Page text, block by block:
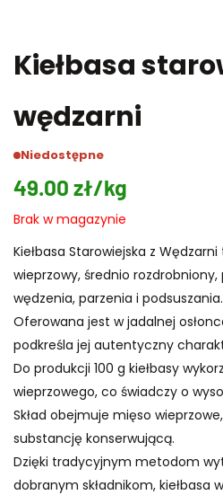
Kiełbasa
wędzarni
Niedostępne
49.00 zł/kg
Brak w magazynie
Kiełbasa Starowiejska z
wieprzowy, średnio
wędzenia, parzenia i podsuszania.
Oferowana jest w jadalnej
podkreśla jej autentyczny
Do produkcji 100 g kiełbasy
wieprzowego, co świadczy o
Skład obejmuje mięso
substancję konserwującą.
Dzięki tradycyjnym metodom
dobranym składnikom, kiełbasa